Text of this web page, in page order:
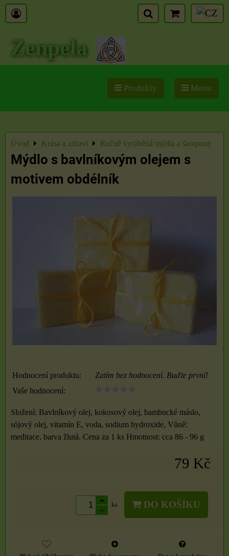
Zenpela
Produkty Menu
Úvod Krása a zdraví Ručně vyráběná mýdla a šampony
Mýdlo s bavlníkovým olejem s
motivem obdélník
Hodnocení produktu:
Zatím bez hodnocení. Buďte první!
Vaše hodnocení:
Složení: Bavlníkový olej, kokosový olej, bambucké máslo,
sójový olej, vitamín E, voda, sodium hydroxide, Vůně:
meditace, barva žlutá. Cena za 1 ks Hmotnost: cca 86 - 96 g
79 Kč
ks DO KOŠÍKU